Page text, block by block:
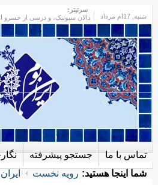
شنبه
سرتیتر:
دالان سیونیک، و درسی از خسرو
جستجو پیشرفته تماس با ما
شما اینجا هستید: رویه نخست